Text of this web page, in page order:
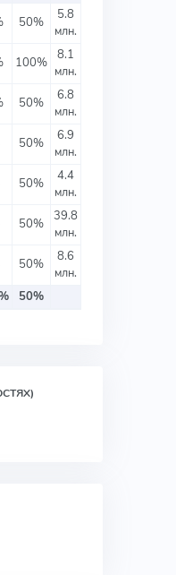
50%
5.8
млн.
100%
8.1
млн.
50%
6.8
млн.
50%
6.9
млн.
50%
4.4
млн.
50%
39.8
млн.
50%
8.6
млн.
50%